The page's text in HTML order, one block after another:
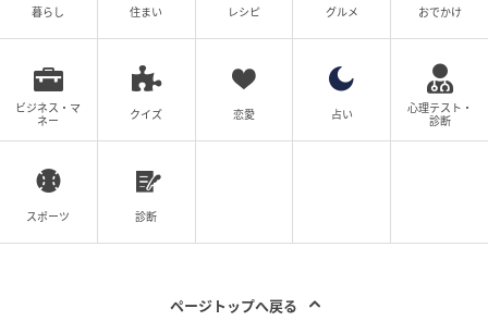
出典：リビング東京Web
ミュージアムグッズ 根津美術館
暮らし 住まい レシピ グルメ おでかけ
ビジネス・マ
ネー
クイズ 恋愛 占い
心理テスト・
診断
スポーツ 診断
ページトップへ戻る